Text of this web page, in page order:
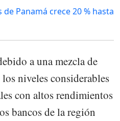
Panamá crece 20 % hasta
a una mezcla de
niveles considerables
con altos rendimientos
bancos de la región